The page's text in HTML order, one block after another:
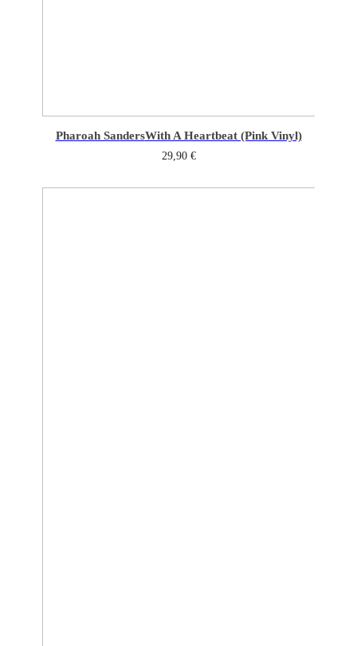
Pharoah SandersWith A Heartbeat (Pink Vinyl)
29,90 €